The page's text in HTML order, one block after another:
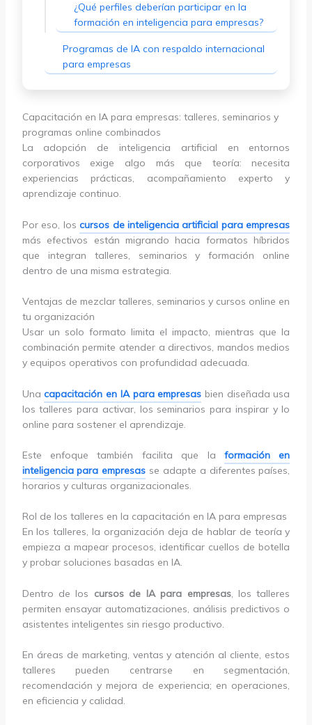
¿Qué perfiles deberían participar en la
formación en inteligencia para empresas?
Programas de IA con respaldo internacional
para empresas
Capacitación en IA para empresas: talleres, seminarios y
programas online combinados
La adopción de inteligencia artificial en entornos
corporativos exige algo más que teoría: necesita
experiencias prácticas, acompañamiento experto y
aprendizaje continuo.
Por eso, loscursos de inteligencia artificial para empresas
más efectivos están migrando hacia formatos híbridos
que integran talleres, seminarios y formación online
dentro de una misma estrategia.
Ventajas de mezclar talleres, seminarios y cursos online en
tu organización
Usar un solo formato limita el impacto, mientras que la
combinación permite atender a directivos, mandos medios
y equipos operativos con profundidad adecuada.
Unacapacitación en IA para empresas bien diseñada usa
los talleres para activar, los seminarios para inspirar y lo
online para sostener el aprendizaje.
Este enfoque también facilita que laformación en
inteligencia para empresas se adapte a diferentes países,
horarios y culturas organizacionales.
Rol de los talleres en la capacitación en IA para empresas
En los talleres, la organización deja de hablar de teoría y
empieza a mapear procesos, identificar cuellos de botella
y probar soluciones basadas en IA.
Dentro de los cursos de IA para empresas, los talleres
permiten ensayar automatizaciones, análisis predictivos o
asistentes inteligentes sin riesgo productivo.
En áreas de marketing, ventas y atención al cliente, estos
talleres pueden centrarse en segmentación,
recomendación y mejora de experiencia; en operaciones,
en eficiencia y calidad.